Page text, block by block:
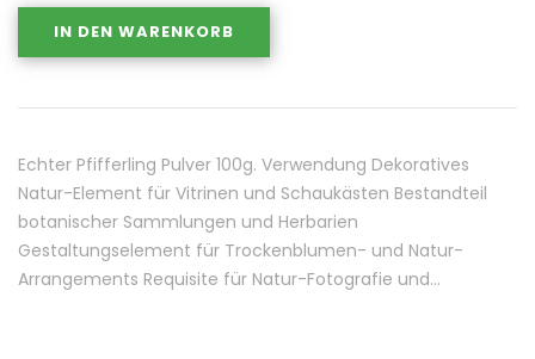
IN DEN WARENKORB
Echter Pfifferling Pulver 100g. Verwendung Dekoratives
Natur-Element für Vitrinen und Schaukästen Bestandteil
botanischer Sammlungen und Herbarien
Gestaltungselement für Trockenblumen- und Natur-
Arrangements Requisite für Natur-Fotografie und…